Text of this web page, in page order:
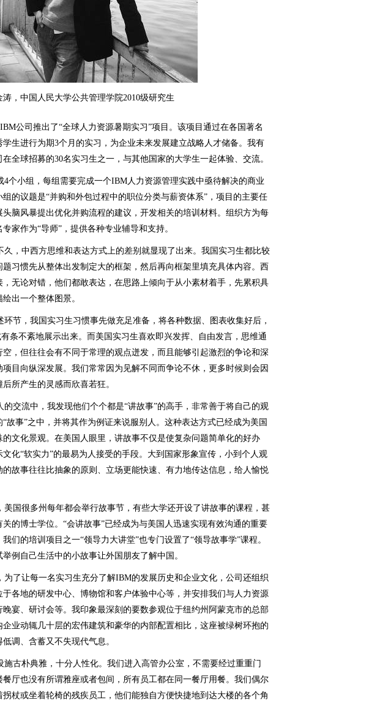
，中国人民大学公共管理学院2010级研究生
公司推出了“全球人力资源暑期实习”项目。该项目通过在各国著名
学生进行为期3个月的实习，为企业未来发展建立战略人才储备。我有
全球招募的30名实习生之一，与其他国家的大学生一起体验、交流。
个小组，每组需要完成一个IBM人力资源管理实践中亟待解决的商业
组的议题是“并购和外包过程中的职位分类与薪资体系”，项目的主要任
头脑风暴提出优化并购流程的建议，开发相关的培训材料。组织方为每
家作为“导师”，提供各种专业辅导和支持。
，中西方思维和表达方式上的差别就显现了出来。我国实习生都比较
题习惯先从整体出发制定大的框架，然后再向框架里填充具体内容。西
，无论对错，他们都敢表达，在思路上倾向于从小素材着手，先累积具
出一个整体图景。
节，我国实习生习惯事先做充足准备，将各种数据、图表收集好后，
有条不紊地展示出来。而美国实习生喜欢即兴发挥、自由发言，思维通
空，但往往会有不同于常理的观点迸发，而且能够引起激烈的争论和深
项目向纵深发展。我们常常因为见解不同而争论不休，更多时候则会因
所产生的灵感而欣喜若狂。
交流中，我发现他们个个都是“讲故事”的高手，非常善于将自己的观
“故事”之中，并将其作为例证来说服别人。这种表达方式已经成为美国
的文化景观。在美国人眼里，讲故事不仅是使复杂问题简单化的好办
文化“软实力”的最易为人接受的手段。大到国家形象宣传，小到个人观
的故事往往比抽象的原则、立场更能快速、有力地传达信息，给人愉悦
国很多州每年都会举行故事节，有些大学还开设了讲故事的课程，甚
关的博士学位。“会讲故事”已经成为与美国人迅速实现有效沟通的重要
们的培训项目之一“领导力大讲堂”也专门设置了“领导故事学”课程。
例自己生活中的小故事让外国朋友了解中国。
了让每一名实习生充分了解IBM的发展历史和企业文化，公司还组织
于各地的研发中心、博物馆和客户体验中心等，并安排我们与人力资源
晚宴、研讨会等。我印象最深刻的要数参观位于纽约州阿蒙克市的总部
企业动辄几十层的宏伟建筑和豪华的内部配置相比，这座被绿树环抱的
调、含蓄又不失现代气息。
古朴典雅，十分人性化。我们进入高管办公室，不需要经过重重门
餐厅也没有所谓雅座或者包间，所有员工都在同一餐厅用餐。我们偶尔
拐杖或坐着轮椅的残疾员工，他们能独自方便快捷地到达大楼的各个角